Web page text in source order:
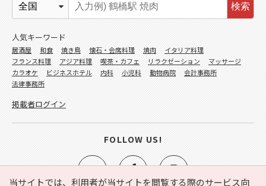
当サイトでは、利用者が当サイトを閲覧する際のサービス向
検索
人気キーワード
居酒屋 和食 焼き鳥 懐石・会席料理 焼肉
イタリア料理
フランス料理
アジア料理 喫茶・カフェ リラクゼーション
マッサージ
カラオケ
ビジネスホテル 内科 小児科 動物病院
会計事務所
法律事務所
掲載者ログイン
FOLLOW US!